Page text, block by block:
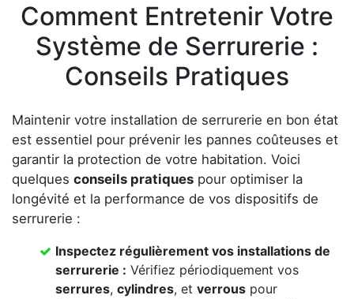
Comment Entretenir Votre
Système de Serrurerie :
Conseils Pratiques
Maintenir votre installation de serrurerie en bon état
est essentiel pour prévenir les pannes coûteuses et
garantir la protection de votre habitation. Voici
quelques conseils pratiques pour optimiser la
longévité et la performance de vos dispositifs de
serrurerie :
Inspectez régulièrement vos installations de
serrurerie : Vérifiez périodiquement vos
serrures, cylindres, et verrous pour